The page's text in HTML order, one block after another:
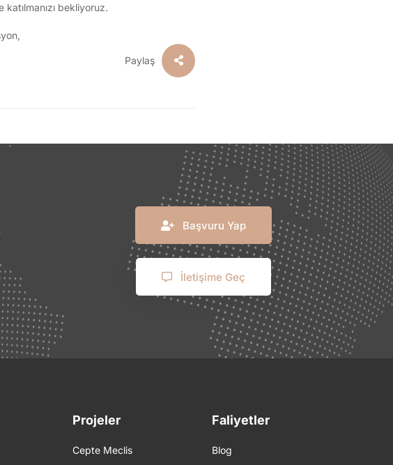
bekliyoruz.
,
Paylaş
Başvuru Yap
İletişime Geç
Projeler
Cepte Meclis
Faliyetler
Blog